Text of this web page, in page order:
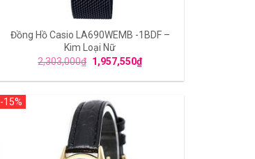
Đồng Hồ Casio LA690WEMB -1BDF –
Kim Loại Nữ
2,303,000₫ 1,957,550₫
-15%